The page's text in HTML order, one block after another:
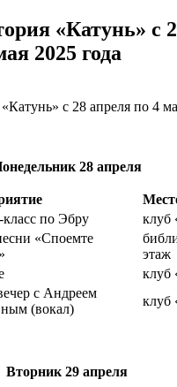
«Катунь» с
2025 года
28 апреля
по Эбру
клуб
«Споемте
этаж
клуб
с Андреем
(вокал)
клуб
Вторник 29 апреля